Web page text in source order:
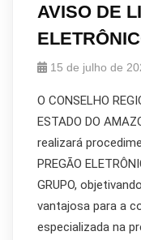
AVISO DE
15 de julho de
O CONSELHO
ESTADO DO
realizará
PREGÃO
GRUPO,
vantajosa para a
especializada na